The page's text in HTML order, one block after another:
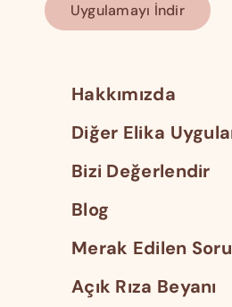
Uygulamayı İndir
Hakkımızda
Diğer Elika
Bizi Değerlendir
Blog
Merak Edilen
Açık Rıza Beyanı